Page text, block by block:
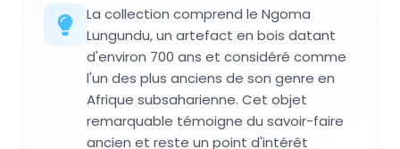
La collection comprend le Ngoma
Lungundu, un artefact en bois datant
d'environ 700 ans et considéré comme
l'un des plus anciens de son genre en
Afrique subsaharienne. Cet objet
remarquable témoigne du savoir-faire
ancien et reste un point d'intérêt